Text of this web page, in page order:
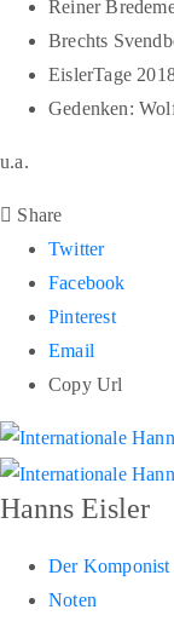
Reiner
Brechts
EislerTage
Gedenken:
u.a.
Share
Twitter
Facebook
Pinterest
Email
Copy Url
Hanns Eisler
Der Komponist
Noten